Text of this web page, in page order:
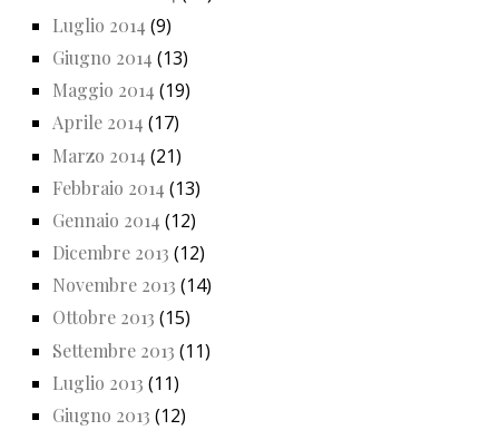
Luglio 2014 (9)
Giugno 2014 (13)
Maggio 2014 (19)
Aprile 2014 (17)
Marzo 2014 (21)
Febbraio 2014 (13)
Gennaio 2014 (12)
Dicembre 2013 (12)
Novembre 2013 (14)
Ottobre 2013 (15)
Settembre 2013 (11)
Luglio 2013 (11)
Giugno 2013 (12)